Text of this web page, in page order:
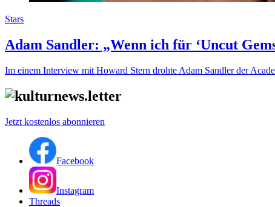
Stars
Adam Sandler: „Wenn ich für ‘Uncut
Im einem Interview mit Howard Stern drohte Adam Sandler der
Jetzt kostenlos abonnieren
Facebook
Instagram
Threads